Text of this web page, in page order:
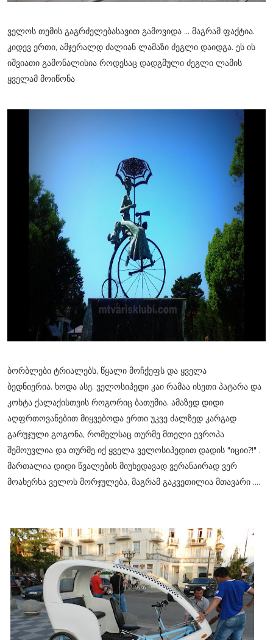
ველოს თემის გაგრძელებასავით გამოვიდა ... მაგრამ ფაქტია.
კიდევ ერთი, ამჯერალდ ძალიან ლამაზი ძეგლი დაიდგა. ეს ის
იშვიათი გამონალისია როდესაც დადგმული ძეგლი ლამის
ყველამ მოიწონა
ბორბლები ტრიალებს, წყალი მოჩქეფს და ყველა
ბედნიერია. ხოდა ასე. ველოსიპედი კაი რამაა ისეთი პატარა და
კოხტა ქალაქისთვის როგორიც ბათუმია. ამაზედ დიდი
აღფრთოვანებით მიყვებოდა ერთი უკვე ძალზედ კარგად
გარუჯული გოგონა, რომელსაც თურმე მთელი ევროპა
შემოუვლია და თურმე იქ ყველა ველოსიპედით დადის "იციი?!" .
მართალია დიდი წვალების მიუხედავად ვერანაირად ვერ
მოახერხა ველოს მორჯულება, მაგრამ გაკვეთილია მთავარი ....